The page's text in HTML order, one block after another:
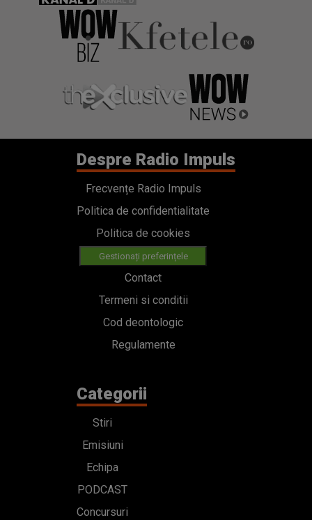
Despre Radio Impuls
Frecvențe Radio Impuls
Politica de confidentialitate
Politica de cookies
Gestionați preferințele
Contact
Termeni si conditii
Cod deontologic
Regulamente
Categorii
Stiri
Emisiuni
Echipa
PODCAST
Concursuri